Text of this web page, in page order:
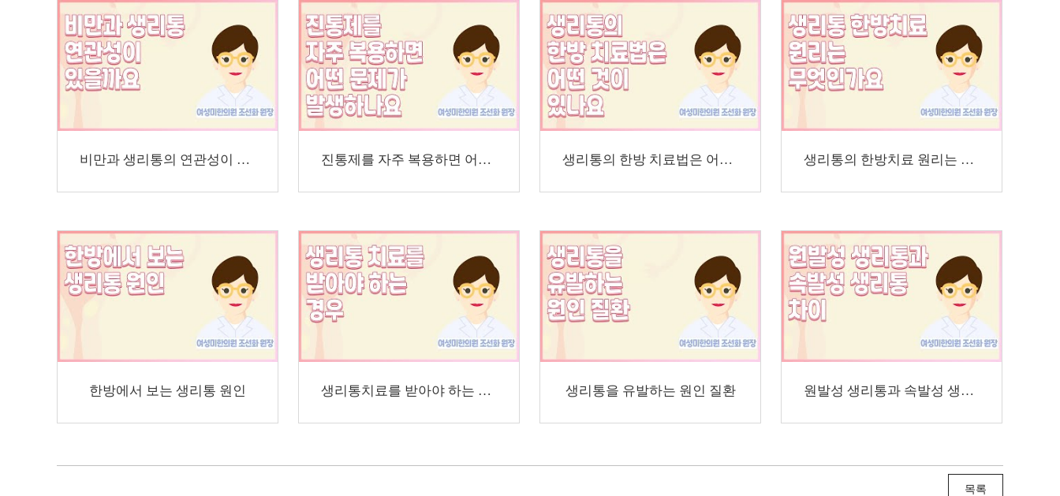
비만과 생리통의 연관성이 있을까요 진통제를 자주 복용하면 어떤 문제가 발생하게 되나요 생리통의 한방 치료법은 어떤 것이 있나요 생리통의 한방치료 원리는 무엇인가요
한방에서 보는 생리통 원인 생리통치료를 받아야 하는 경우 생리통을 유발하는 원인 질환 원발성 생리통과 속발성 생리통 차이
목록